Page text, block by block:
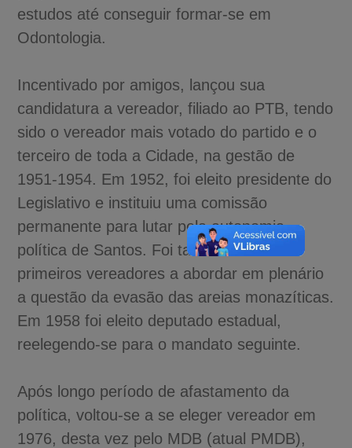
estudos até conseguir formar-se em
Odontologia.
Incentivado por amigos, lançou sua
candidatura a vereador, filiado ao PTB, tendo
sido o vereador mais votado do partido e o
terceiro de toda a Cidade, na gestão de
1951-1954. Em 1952, foi eleito presidente do
Legislativo e instituiu uma comissão
permanente para lutar pela autonomia
política de Santos. Foi também um dos
primeiros vereadores a abordar em plenário
a questão da evasão das areias monazíticas.
Em 1958 foi eleito deputado estadual,
reelegendo-se para o mandato seguinte.
Após longo período de afastamento da
política, voltou-se a se eleger vereador em
1976, desta vez pelo MDB (atual PMDB),